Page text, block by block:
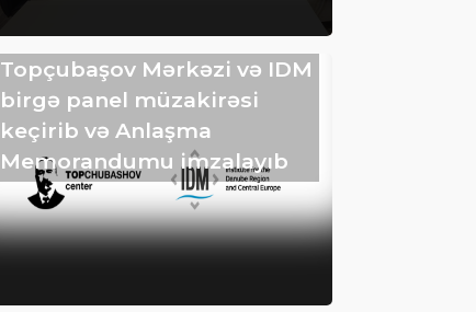
Topçubaşov Mərkəzi və IDM
birgə panel müzakirəsi
keçirib və Anlaşma
Memorandumu imzalayıb